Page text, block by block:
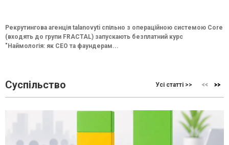
Рекрутингова агенція talanovyti спільно з операційною системою Core
(входять до групи FRACTAL) запускають безплатний курс
"Наймологія: як СEO та фаундерам...
Суспільство Усі статті >>